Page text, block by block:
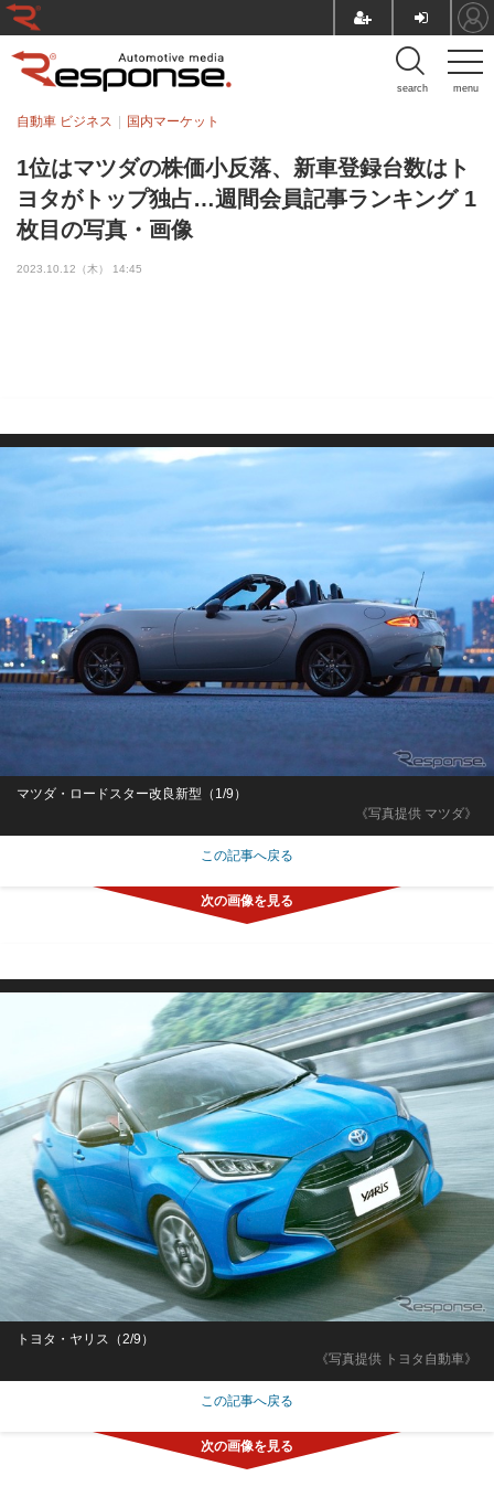
menu
search
1位はマツダの株価小反落、新車登録台数はト
ヨタがトップ独占…週間会員記事ランキング 1
枚目の写真・画像
自動車 ビジネス 国内マーケット
2023.10.12（木） 14:45
《写真提供 マツダ》
マツダ・ロードスター改良新型（1/9）
この記事へ戻る
《写真提供 トヨタ自動車》
トヨタ・ヤリス（2/9）
この記事へ戻る